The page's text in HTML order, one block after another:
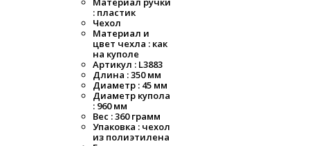
: пластик
Чехол
Материал и
цвет чехла : как
на куполе
Артикул : L3883
Длина : 350 мм
Диаметр : 45 мм
Диаметр купола
: 960 мм
Вес : 360 грамм
Упаковка : чехол
из полиэтилена